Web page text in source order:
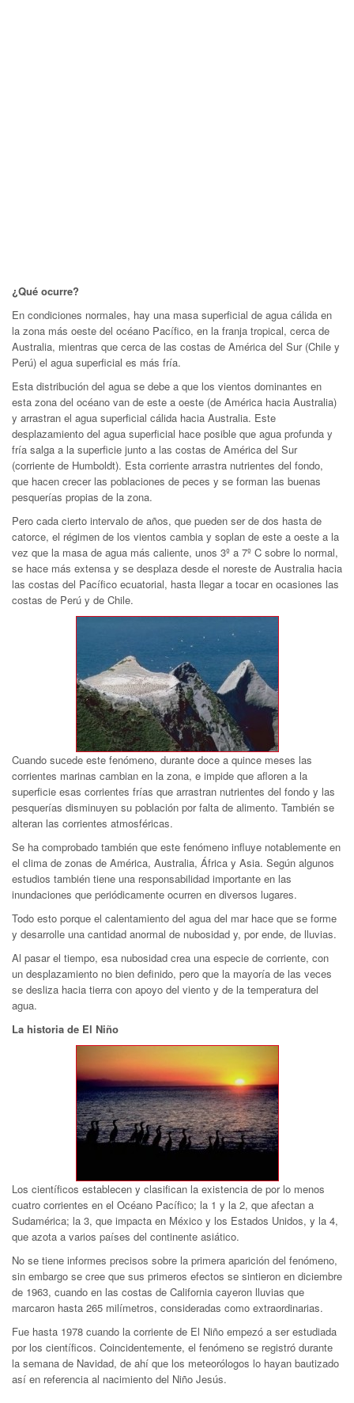
¿Qué ocurre?
En condiciones normales, hay una masa superficial de agua cálida en
la zona más oeste del océano Pacífico, en la franja tropical, cerca de
Australia, mientras que cerca de las costas de América del Sur (Chile y
Perú) el agua superficial es más fría.
Esta distribución del agua se debe a que los vientos dominantes en
esta zona del océano van de este a oeste (de América hacia Australia)
y arrastran el agua superficial cálida hacia Australia. Este
desplazamiento del agua superficial hace posible que agua profunda y
fría salga a la superficie junto a las costas de América del Sur
(corriente de Humboldt). Esta corriente arrastra nutrientes del fondo,
que hacen crecer las poblaciones de peces y se forman las buenas
pesquerías propias de la zona.
Pero cada cierto intervalo de años, que pueden ser de dos hasta de
catorce, el régimen de los vientos cambia y soplan de este a oeste a la
vez que la masa de agua más caliente, unos 3º a 7º C sobre lo normal,
se hace más extensa y se desplaza desde el noreste de Australia hacia
las costas del Pacífico ecuatorial, hasta llegar a tocar en ocasiones las
costas de Perú y de Chile.
Cuando sucede este fenómeno, durante doce a quince meses las
corrientes marinas cambian en la zona, e impide que afloren a la
superficie esas corrientes frías que arrastran nutrientes del fondo y las
pesquerías disminuyen su población por falta de alimento. También se
alteran las corrientes atmosféricas.
Se ha comprobado también que este fenómeno influye notablemente en
el clima de zonas de América, Australia, África y Asia. Según algunos
estudios también tiene una responsabilidad importante en las
inundaciones que periódicamente ocurren en diversos lugares.
Todo esto porque el calentamiento del agua del mar hace que se forme
y desarrolle una cantidad anormal de nubosidad y, por ende, de lluvias.
Al pasar el tiempo, esa nubosidad crea una especie de corriente, con
un desplazamiento no bien definido, pero que la mayoría de las veces
se desliza hacia tierra con apoyo del viento y de la temperatura del
agua.
La historia de El Niño
Los científicos establecen y clasifican la existencia de por lo menos
cuatro corrientes en el Océano Pacífico; la 1 y la 2, que afectan a
Sudamérica; la 3, que impacta en México y los Estados Unidos, y la 4,
que azota a varios países del continente asiático.
No se tiene informes precisos sobre la primera aparición del fenómeno,
sin embargo se cree que sus primeros efectos se sintieron en diciembre
de 1963, cuando en las costas de California cayeron lluvias que
marcaron hasta 265 milímetros, consideradas como extraordinarias.
Fue hasta 1978 cuando la corriente de El Niño empezó a ser estudiada
por los científicos. Coincidentemente, el fenómeno se registró durante
la semana de Navidad, de ahí que los meteorólogos lo hayan bautizado
así en referencia al nacimiento del Niño Jesús.